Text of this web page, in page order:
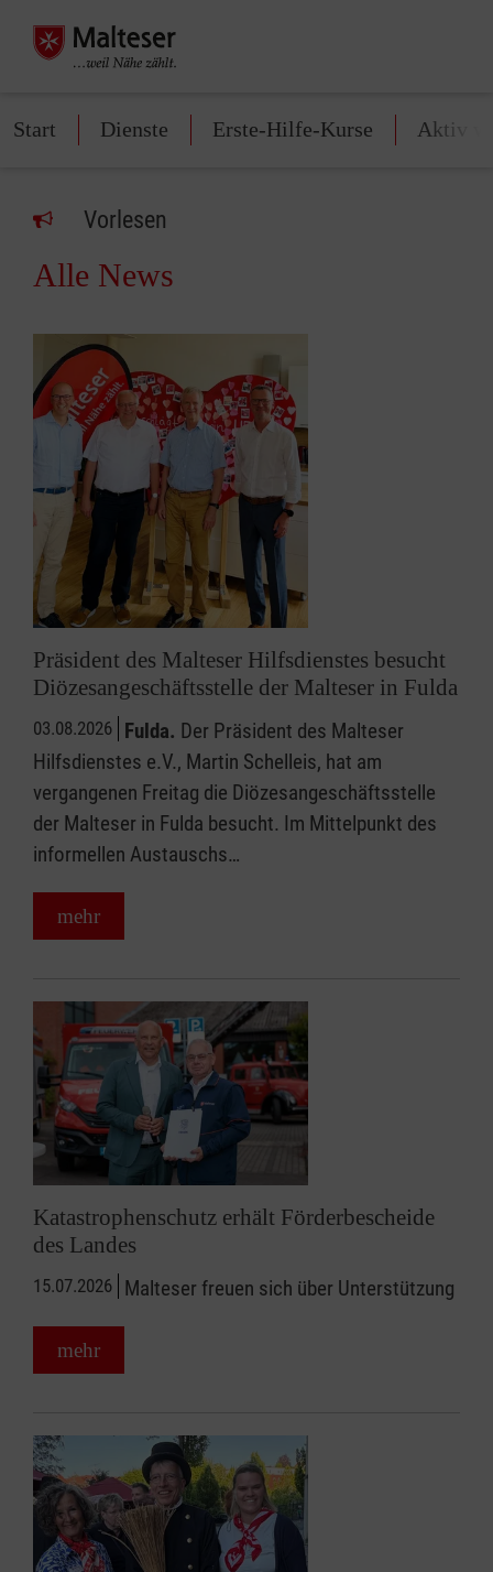
Start Dienste Erste-Hilfe-Kurse Aktiv
Vorlesen
Alle News
Präsident des Malteser Hilfsdienstes besucht
Diözesangeschäftsstelle der Malteser in Fulda
03.08.2026 Fulda. Der Präsident des Malteser
Hilfsdienstes e.V., Martin Schelleis, hat am
vergangenen Freitag die Diözesangeschäftsstelle
der Malteser in Fulda besucht. Im Mittelpunkt des
informellen Austauschs…
mehr
Katastrophenschutz erhält Förderbescheide
des Landes
15.07.2026 Malteser freuen sich über Unterstützung
mehr